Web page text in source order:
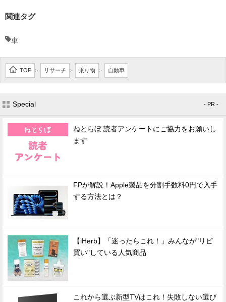
関連タグ
車
TOP > リサーチ > 乗り物 > 自動車
Special - PR -
ねとらぼ 読者アンケートにご協力をお願いし
ます
FPが解説！Apple製品を分割手数料0円で入手
する方法とは？
【iHerb】「迷ったらこれ！」みんなが"リピ
買い"している人気商品
これから選ぶ新型TVはこれ！失敗しない選び